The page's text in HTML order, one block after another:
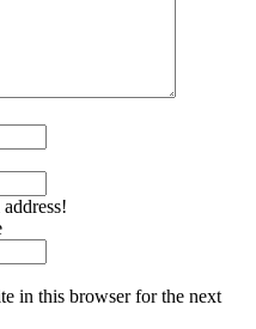
in this browser for the next